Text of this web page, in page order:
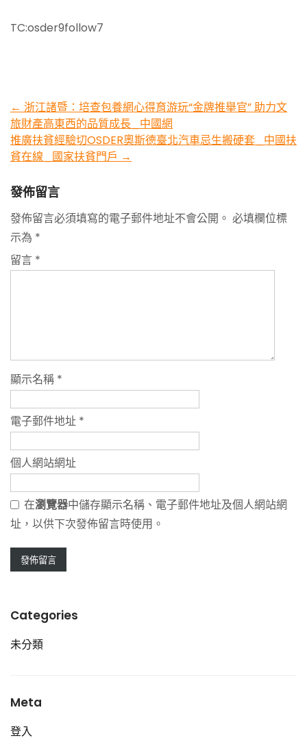
TC:osder9follow7
Post
navigation
← 浙江諸暨：培查包養網心得育游玩“金牌推舉官” 助力文
旅財產高東西的品質成長_中國網
推廣扶貧經驗切OSDER奧斯德臺北汽車忌生搬硬套_中國扶
貧在線_國家扶貧門戶 →
發佈留言
發佈留言必須填寫的電子郵件地址不會公開。 必填欄位標
示為 *
留言 *
顯示名稱 *
電子郵件地址 *
個人網站網址
在瀏覽器中儲存顯示名稱、電子郵件地址及個人網站網
址，以供下次發佈留言時使用。
Categories
未分類
Meta
登入